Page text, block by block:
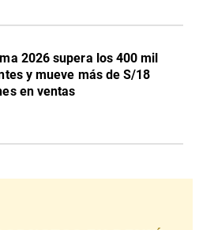
2026 supera los 400 mil
y mueve más de S/18
en ventas